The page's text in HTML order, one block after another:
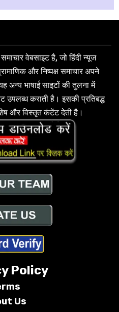
वेबसाइट है, जो हिंदी न्यूज
और निष्पक्ष समाचार अपने
अन्य भाषाई साइटों की तुलना में
उपलब्ध कराती है। इसकी प्रतिबद्ध
और विस्तृत कंटेंट देती है।
Policy
Us